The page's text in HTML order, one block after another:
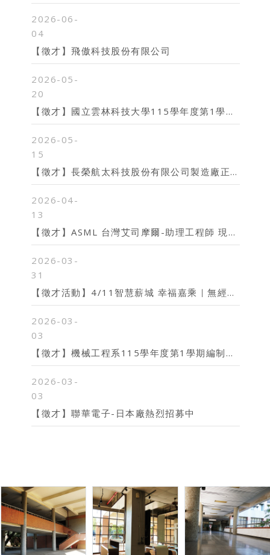
2026-06-
04
【徵才】飛傲科技股份有限公司
2026-05-
20
【徵才】國立雲林科技大學115學年度第1學期 徵聘編制內助理教授以上師資(收件截止至1150605)
2026-05-
15
【徵才】長榮航太科技股份有限公司製造廠正職人員招募
2026-04-
13
【徵才】ASML 台灣艾司摩爾-助理工程師 現正熱烈招募中
2026-03-
31
【徵才活動】4/11智慧薪城 幸福嘉乘｜無經驗也能進科技廠
2026-03-
03
【徵才】機械工程系115學年度第1學期編制外專任教師師資簡章(徵件截止日115年4月8日)
2026-03-
03
【徵才】聯華電子-日本廠熱烈招募中